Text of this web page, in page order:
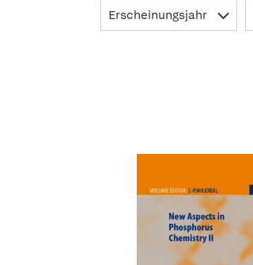
Erscheinungsjahr